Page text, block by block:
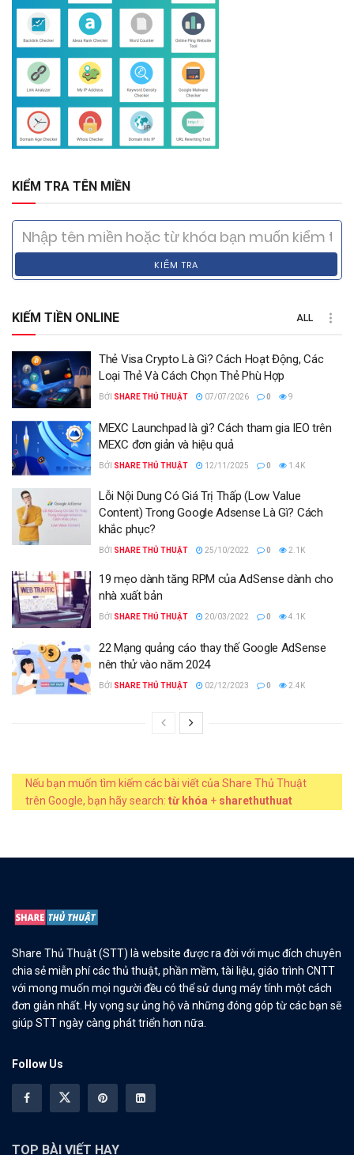
KIỂM TRA TÊN MIỀN
KIỂM TRA
KIẾM TIỀN ONLINE ALL
Thẻ Visa Crypto Là Gì? Cách Hoạt Động, Các
Loại Thẻ Và Cách Chọn Thẻ Phù Hợp
BỞI SHARE THỦ THUẬT 07/07/2026 0 9
MEXC Launchpad là gì? Cách tham gia IEO trên
MEXC đơn giản và hiệu quả
BỞI SHARE THỦ THUẬT 12/11/2025 0 1.4K
Lỗi Nội Dung Có Giá Trị Thấp (Low Value
Content) Trong Google Adsense Là Gì? Cách
khắc phục?
BỞI SHARE THỦ THUẬT 25/10/2022 0 2.1K
19 mẹo dành tăng RPM của AdSense dành cho
nhà xuất bản
BỞI SHARE THỦ THUẬT 20/03/2022 0 4.1K
22 Mạng quảng cáo thay thế Google AdSense
nên thử vào năm 2024
BỞI SHARE THỦ THUẬT 02/12/2023 0 2.4K
Nếu bạn muốn tìm kiếm các bài viết của Share Thủ Thuật
trên Google, bạn hãy search: từ khóa + sharethuthuat
Share Thủ Thuật (STT) là website được ra đời với mục đích chuyên
chia sẻ miễn phí các thủ thuật, phần mềm, tài liệu, giáo trình CNTT
với mong muốn mọi người đều có thể sử dụng máy tính một cách
đơn giản nhất. Hy vọng sự ủng hộ và những đóng góp từ các bạn sẽ
giúp STT ngày càng phát triển hơn nữa.
Follow Us
TOP BÀI VIẾT HAY